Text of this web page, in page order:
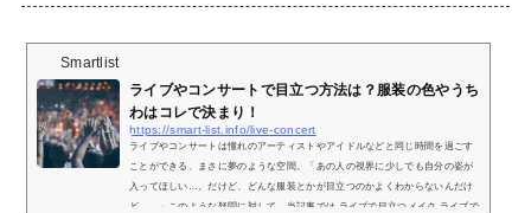
Smartlist
ライブやコンサートで目立つ方法は？服装の色やうち
わはコレで決まり！
https://smart-list.info/live-concert
ライブやコンサートは憧れのアーティストやアイドルなどと同じ時間を過ごす
ことができる、まさに夢のような空間。「あの人の視界に少しでも自分の姿が
入ってほしい…。だけど、どんな服装とかが目立つのかよくわからないんだけ
ど。。」このような疑問に対して、当記事では ライブで目立つメイク ライブで